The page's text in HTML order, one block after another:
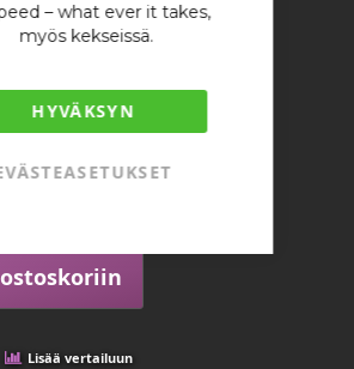
– what ever it takes,
myös kekseissä.
HYVÄKSYN
arvostelija
024,19 €
Lisää vertailuun